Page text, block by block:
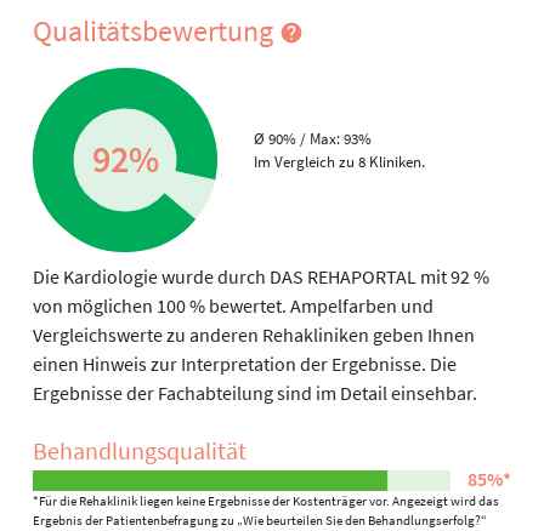
Qualitätsbewertung
92%
Ø 90% / Max: 93%
Im Vergleich zu 8 Kliniken.
Die Kardiologie wurde durch DAS REHAPORTAL mit 92 %
von möglichen 100 % bewertet. Ampelfarben und
Vergleichswerte zu anderen Rehakliniken geben Ihnen
einen Hinweis zur Interpretation der Ergebnisse. Die
Ergebnisse der Fachabteilung sind im Detail einsehbar.
Behandlungs­qualität
85%*
*Für die Rehaklinik liegen keine Ergebnisse der Kostenträger vor. Angezeigt wird das
Ergebnis der Patientenbefragung zu „Wie beurteilen Sie den Behandlungserfolg?“